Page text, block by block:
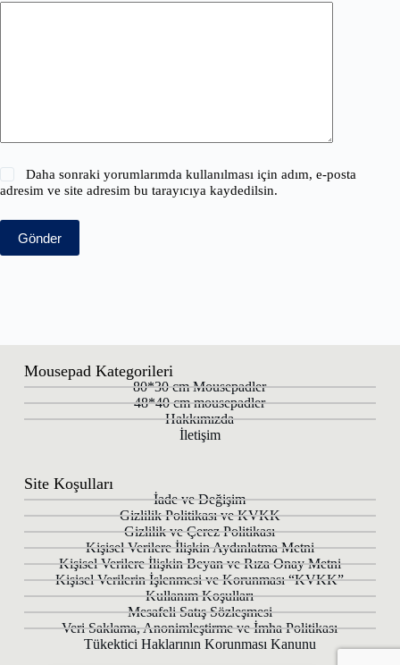
Daha sonraki yorumlarımda kullanılması için adım, e-posta
adresim ve site adresim bu tarayıcıya kaydedilsin.
Gönder
Mousepad Kategorileri
80*30 cm Mousepadler
48*40 cm mousepadler
Hakkımızda
İletişim
Site Koşulları
İade ve Değişim
Gizlilik Politikası ve KVKK
Gizlilik ve Çerez Politikası
Kişisel Verilere İlişkin Aydınlatma Metni
Kişisel Verilere İlişkin Beyan ve Rıza Onay Metni
Kişisel Verilerin İşlenmesi ve Korunması “KVKK”
Kullanım Koşulları
Mesafeli Satış Sözleşmesi
Veri Saklama, Anonimleştirme ve İmha Politikası
Tükektici Haklarının Korunması Kanunu